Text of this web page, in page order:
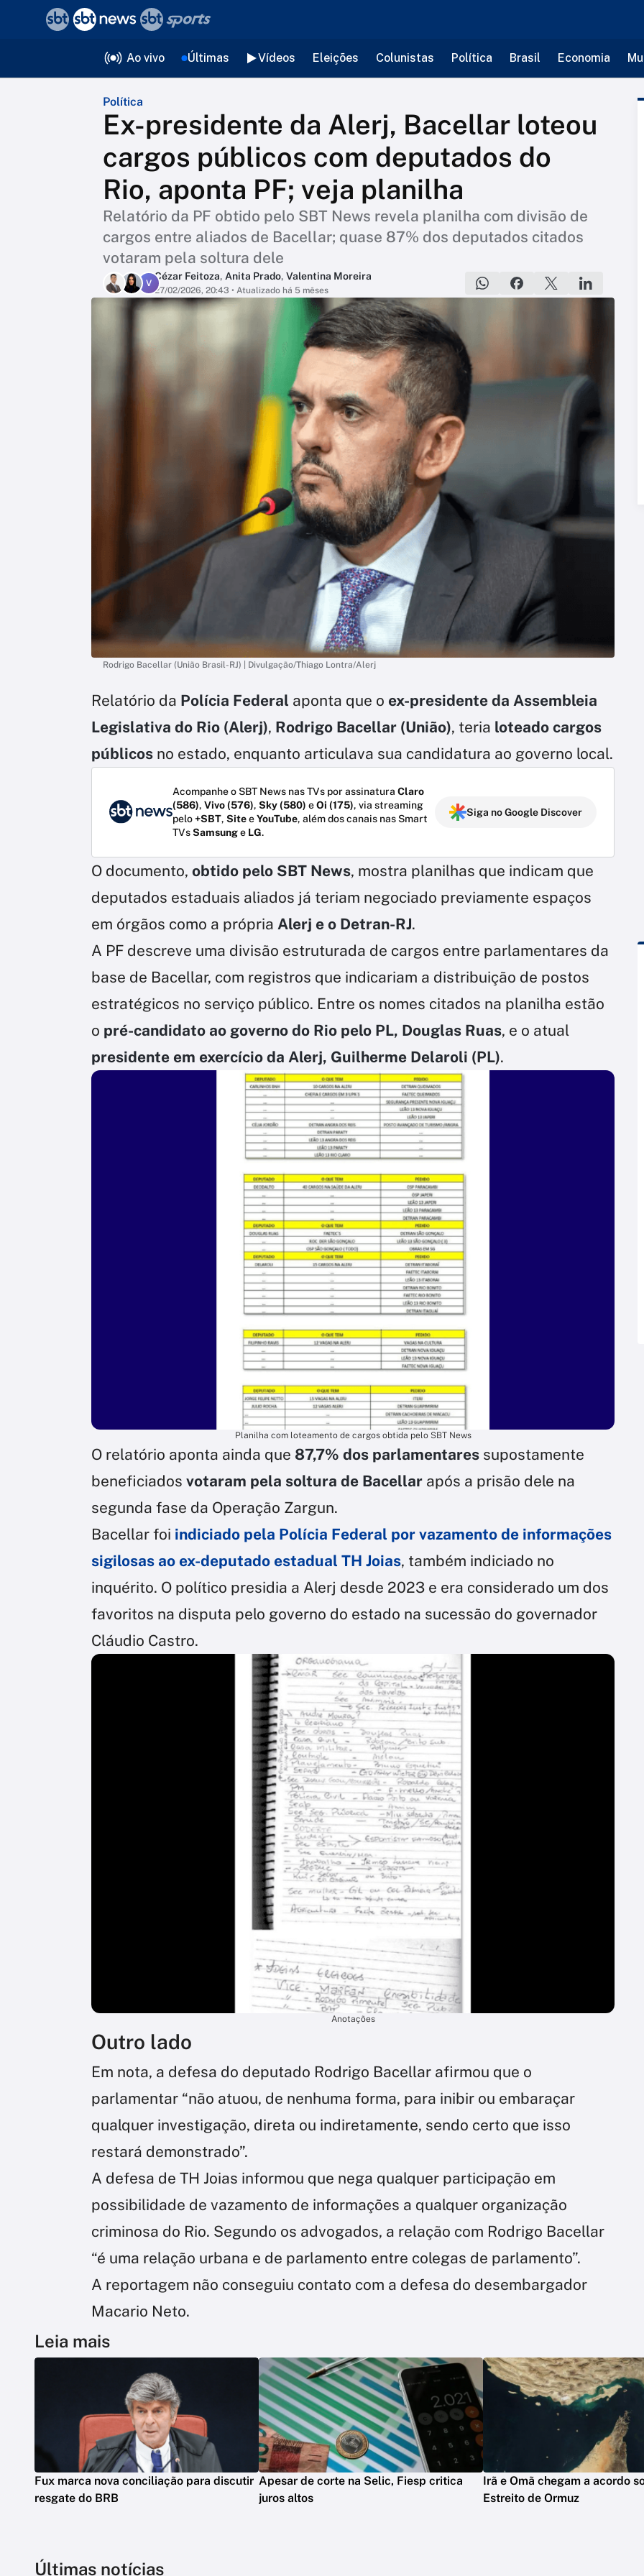
Ao vivo Últimas Vídeos Eleições Colunistas Política Brasil Economia
Política
Ex-presidente da Alerj, Bacellar loteou
cargos públicos com deputados do
Rio, aponta PF; veja planilha
Relatório da PF obtido pelo SBT News revela planilha com divisão de
cargos entre aliados de Bacellar; quase 87% dos deputados citados
votaram pela soltura dele
V
Cézar Feitoza, Anita Prado, Valentina Moreira
27/02/2026, 20:43 • Atualizado há 5 mêses
Rodrigo Bacellar (União Brasil-RJ) | Divulgação/Thiago Lontra/Alerj
Relatório da Polícia Federal aponta que o ex-presidente da Assembleia
Legislativa do Rio (Alerj), Rodrigo Bacellar (União), teria loteado cargos
públicos no estado, enquanto articulava sua candidatura ao governo local.
Acompanhe o SBT News nas TVs por assinatura Claro
(586), Vivo (576), Sky (580) eOi (175), via streaming
pelo+SBT, SiteeYouTube, além dos canais nas Smart
TVsSamsunge LG.
Siga no Google Discover
O documento, obtido pelo SBT News, mostra planilhas que indicam que
deputados estaduais aliados já teriam negociado previamente espaços
em órgãos como a própria Alerj e o Detran-RJ.
A PF descreve uma divisão estruturada de cargos entre parlamentares da
base de Bacellar, com registros que indicariam a distribuição de postos
estratégicos no serviço público. Entre os nomes citados na planilha estão
o pré-candidato ao governo do Rio pelo PL, Douglas Ruas, e o atual
presidente em exercício da Alerj, Guilherme Delaroli (PL).
Planilha com loteamento de cargos obtida pelo SBT News
O relatório aponta ainda que 87,7% dos parlamentares supostamente
beneficiados votaram pela soltura de Bacellar após a prisão dele na
segunda fase da Operação Zargun.
Bacellar foi indiciado pela Polícia Federal por vazamento de informações
sigilosas ao ex-deputado estadual TH Joias, também indiciado no
inquérito. O político presidia a Alerj desde 2023 e era considerado um dos
favoritos na disputa pelo governo do estado na sucessão do governador
Cláudio Castro.
Anotações
Outro lado
Em nota, a defesa do deputado Rodrigo Bacellar afirmou que o
parlamentar “não atuou, de nenhuma forma, para inibir ou embaraçar
qualquer investigação, direta ou indiretamente, sendo certo que isso
restará demonstrado”.
A defesa de TH Joias informou que nega qualquer participação em
possibilidade de vazamento de informações a qualquer organização
criminosa do Rio. Segundo os advogados, a relação com Rodrigo Bacellar
“é uma relação urbana e de parlamento entre colegas de parlamento”.
A reportagem não conseguiu contato com a defesa do desembargador
Macario Neto.
Leia mais
Fux marca nova conciliação para discutir
resgate do BRB
Apesar de corte na Selic, Fiesp critica
juros altos
Irã e Omã chegam a acordo
Estreito de Ormuz
Últimas notícias
voltar
Editorias